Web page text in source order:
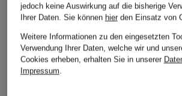
jedoch keine Auswirkung auf die bisherige
Ihrer Daten. Sie können hierden Einsatz von
Weitere Informationen zu den eingesetzten
Verwendung Ihrer Daten, welche wir und
Cookies erheben, erhalten Sie in unserer
Impressum.